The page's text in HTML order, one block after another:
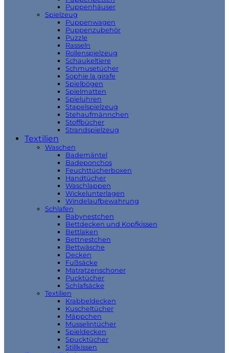
Puppenhäuser
Spielzeug
Puppenwagen
Puppenzubehör
Puzzle
Rasseln
Rollenspielzeug
Schaukeltiere
Schmusetücher
Sophie la girafe
Spielbögen
Spielmatten
Spieluhren
Stapelspielzeug
Stehaufmännchen
Stoffbücher
Strandspielzeug
Textilien
Waschen
Bademäntel
Badeponchos
Feuchttücherboxen
Handtücher
Waschlappen
Wickelunterlagen
Windelaufbewahrung
Schlafen
Babynestchen
Bettdecken und Kopfkissen
Bettlaken
Bettnestchen
Bettwäsche
Decken
Fußsäcke
Matratzenschoner
Pucktücher
Schlafsäcke
Textilien
Krabbeldecken
Kuscheltücher
Mäppchen
Musselintücher
Spieldecken
Spucktücher
Stillkissen